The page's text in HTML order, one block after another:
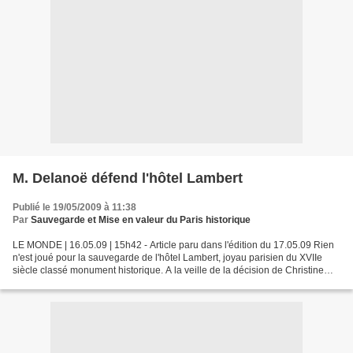
M. Delanoë défend l'hôtel Lambert
Publié le 19/05/2009 à 11:38
Par Sauvegarde et Mise en valeur du Paris historique
LE MONDE | 16.05.09 | 15h42 - Article paru dans l'édition du 17.05.09 Rien
n'est joué pour la sauvegarde de l'hôtel Lambert, joyau parisien du XVIIe
siècle classé monument historique. A la veille de la décision de Christine